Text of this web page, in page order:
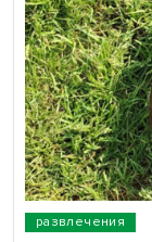
развлечения